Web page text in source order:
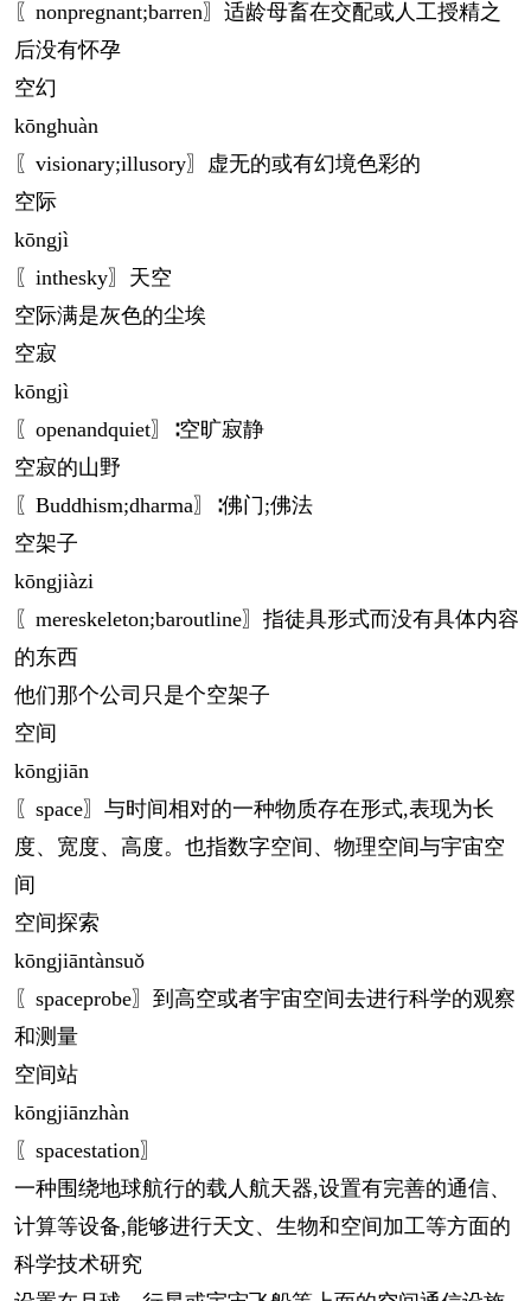
〖nonpregnant;barren〗适龄母畜在交配或人工授精之
后没有怀孕
空幻
kōnghuàn
〖visionary;illusory〗虚无的或有幻境色彩的
空际
kōngjì
〖inthesky〗天空
空际满是灰色的尘埃
空寂
kōngjì
〖openandquiet〗∶空旷寂静
空寂的山野
〖Buddhism;dharma〗∶佛门;佛法
空架子
kōngjiàzi
〖mereskeleton;baroutline〗指徒具形式而没有具体内容
的东西
他们那个公司只是个空架子
空间
kōngjiān
〖space〗与时间相对的一种物质存在形式,表现为长
度、宽度、高度。也指数字空间、物理空间与宇宙空
间
空间探索
kōngjiāntànsuǒ
〖spaceprobe〗到高空或者宇宙空间去进行科学的观察
和测量
空间站
kōngjiānzhàn
〖spacestation〗
一种围绕地球航行的载人航天器,设置有完善的通信、
计算等设备,能够进行天文、生物和空间加工等方面的
科学技术研究